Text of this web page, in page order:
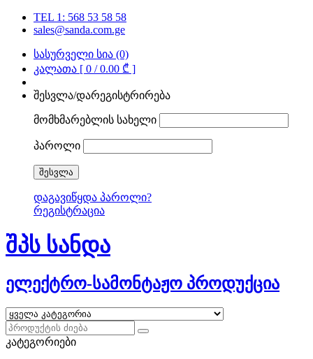
TEL 1: 568 53 58 58
sales@sanda.com.ge
სასურველი სია (0)
კალათა [ 0 /0.00 ₾ ]
შესვლა/დარეგისტრირება
მომხმარებლის სახელი
პაროლი
დაგავიწყდა პაროლი?
რეგისტრაცია
შპს სანდა
ელექტრო-სამონტაჟო პროდუქცია
Search
for:
კატეგორიები